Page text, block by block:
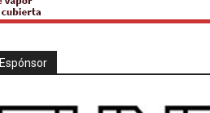
Espónsor